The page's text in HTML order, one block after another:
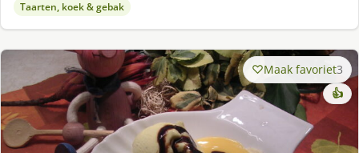
Taarten, koek & gebak
Maak favoriet3
👍